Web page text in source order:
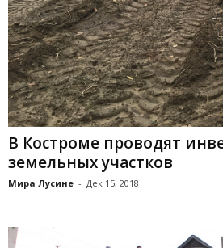
В Костроме проводят
земельных участков
Мира Лусине - Дек 15, 2018